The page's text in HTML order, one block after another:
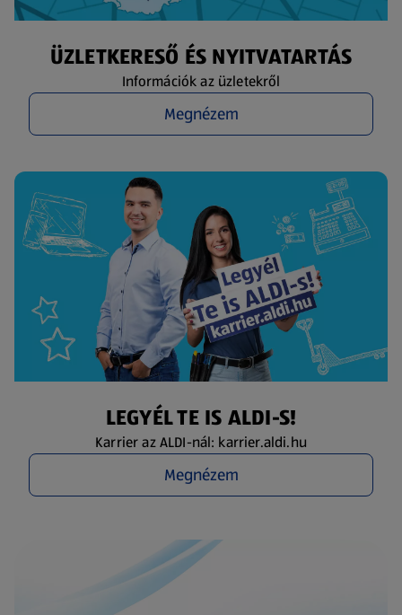
ÜZLETKERESŐ ÉS NYITVATARTÁS
Információk az üzletekről
Megnézem
LEGYÉL TE IS ALDI-S!
Karrier az ALDI-nál: karrier.aldi.hu
Megnézem